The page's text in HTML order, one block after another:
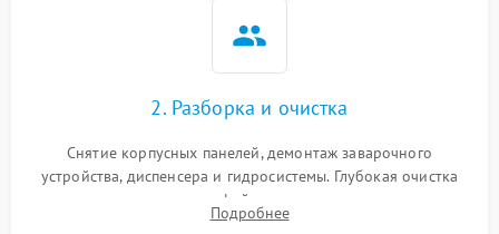
2. Разборка и очистка
Снятие корпусных панелей, демонтаж заварочного
устройства, диспенсера и гидросистемы. Глубокая очистка
внутренних узлов от кофейных масел, жмыха и накипи.
Промывка дренажных каналов и фильтров с использованием
Подробнее